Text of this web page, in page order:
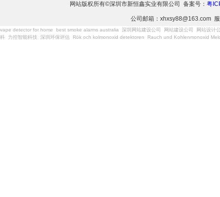
网站版权所有©深圳市新恒鑫实业有限公司 备案号： 粤
公司邮箱：xhxsy88@163.com
vape detector for home best smoke alarms australia 深圳网站建设公司 网站建设公司
网站设计
科
力控智能科技 深圳环保评估 Rök och kolmonoxid detektoren Rauch und Kohlenmonoxid